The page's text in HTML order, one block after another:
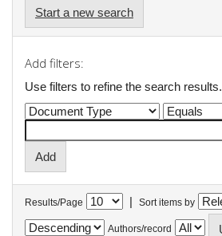
Start a new search
Add filters:
Use filters to refine the search results.
Results/Page | Sort items by
Authors/record